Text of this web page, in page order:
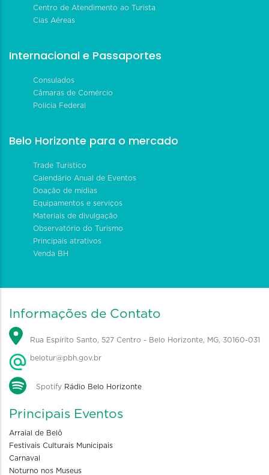
Centro de Atendimento ao Turista
Cias Aéreas
Internacional e Passaportes
Consulados
Câmaras de Comércio
Polícia Federal
Belo Horizonte para o mercado
Trade Turístico
Calendário Anual de Eventos
Doação de mídias
Equipamentos e serviços
Materiais de divulgação
Observatório do Turismo
Principais atrativos
Venda BH
Informações de Contato
Rua Espírito Santo, 527 Centro - Belo Horizonte, MG, 30160-031
belotur@pbh.gov.br
Spotify Rádio Belo Horizonte
Principais Eventos
Arraial de Belô
Festivais Culturais Municipais
Carnaval
Noturno nos Museus